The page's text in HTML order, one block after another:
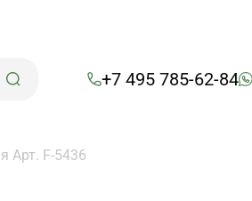
+7 495 785-62-84
Арт. F-5436